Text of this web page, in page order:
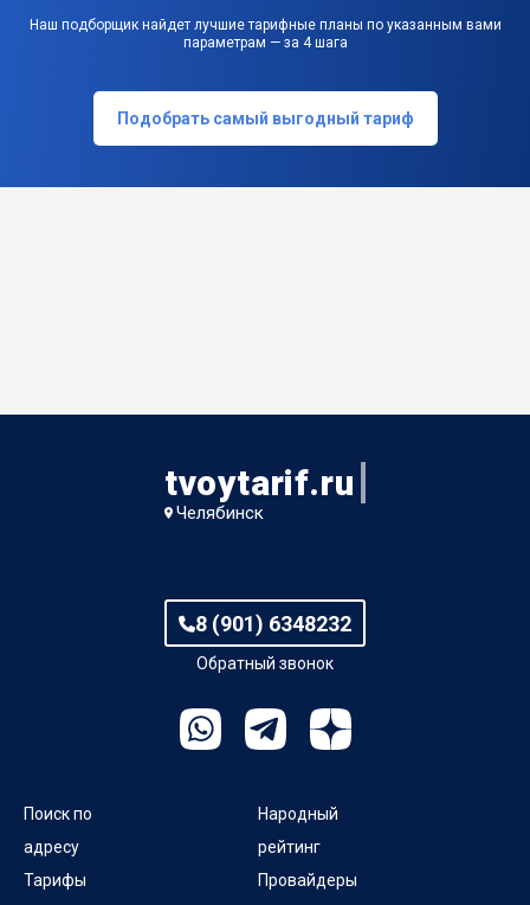
Наш подборщик найдет лучшие тарифные планы по указанным вами
параметрам — за 4 шага
Подобрать самый выгодный тариф
tvoytarif.ru
Челябинск
8 (901) 6348232
Обратный звонок
Поиск по
адресу
Тарифы
Народный
рейтинг
Провайдеры